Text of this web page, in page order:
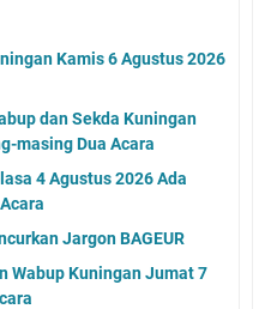
Kamis 6 Agustus 2026
dan Sekda Kuningan
masing Dua Acara
4 Agustus 2026 Ada
Jargon BAGEUR
Wabup Kuningan Jumat 7